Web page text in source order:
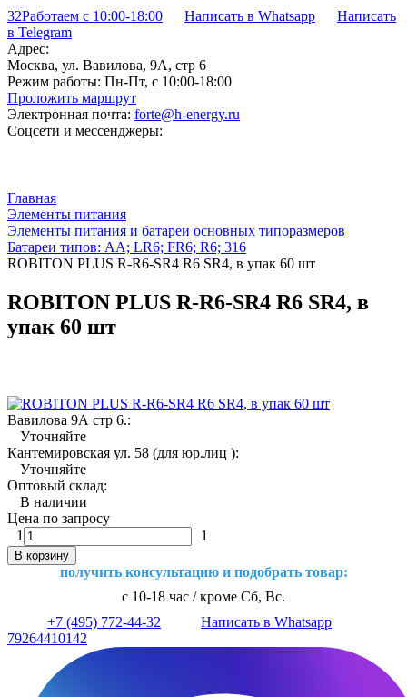
32Работаем с 10:00-18:00 Написать в Whatsapp
Написать
в Telegram
Адрес:
Москва, ул. Вавилова, 9А, стр 6
Режим работы: Пн-Пт, с 10:00-18:00
Проложить маршрут
Электронная почта: forte@h-energy.ru
Соцсети и мессенджеры:
Главная
Элементы питания
Элементы питания и батареи основных типоразмеров
Батареи типов: AA; LR6; FR6; R6; 316
ROBITON PLUS R-R6-SR4 R6 SR4, в упак 60 шт
ROBITON PLUS R-R6-SR4 R6 SR4, в
упак 60 шт
Вавилова 9А стр 6.:
Уточняйте
Кантемировская ул. 58 (для юр.лиц ):
Уточняйте
Оптовый склад:
В наличии
Цена по запросу
1
1
В корзину
получить консультацию и подобрать товар:
с 10-18 час / кроме Сб, Вс.
+7 (495) 772-44-32
Написать в Whatsapp
79264410142